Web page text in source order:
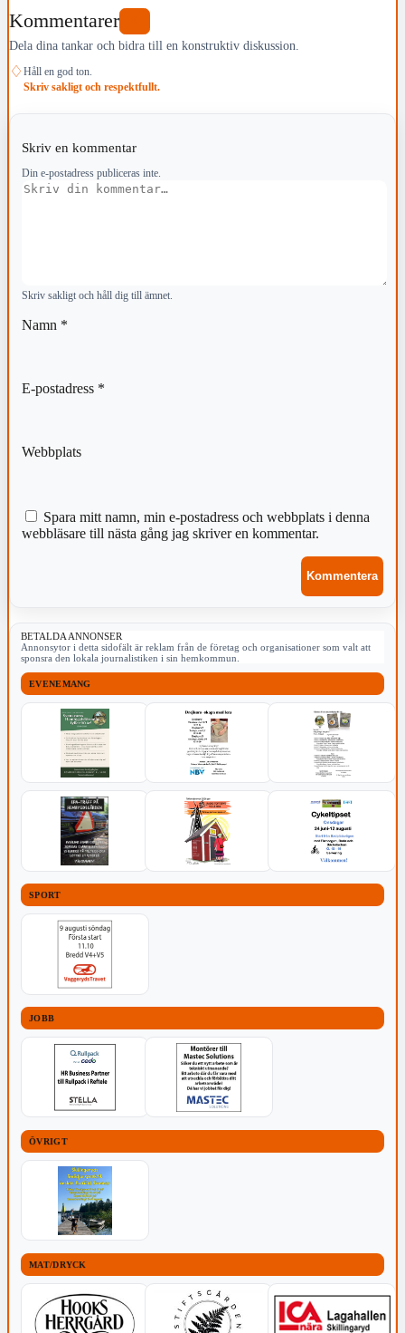
Kommentarer
Dela dina tankar och bidra till en konstruktiv diskussion.
♢ Håll en god ton.
Skriv sakligt och respektfullt.
Skriv en kommentar
Din e-postadress publiceras inte.
Kommentar
Skriv sakligt och håll dig till ämnet.
Namn *
E-postadress *
Webbplats
Spara mitt namn, min e-postadress och webbplats i denna
webbläsare till nästa gång jag skriver en kommentar.
BETALDA ANNONSER
Annonsytor i detta sidofält är reklam från de företag och organisationer som valt att
sponsra den lokala journalistiken i sin hemkommun.
EVENEMANG
SPORT
JOBB
ÖVRIGT
MAT/DRYCK